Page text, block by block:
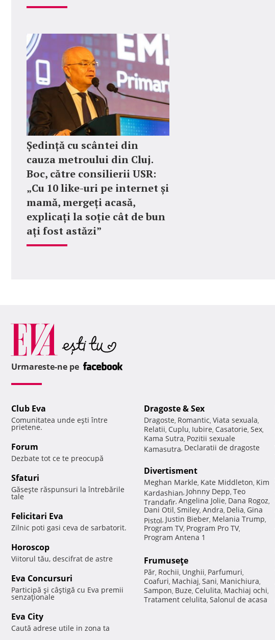
Ședință cu scântei din
cauza metroului din Cluj.
Boc, către consilierii USR:
„Cu 10 like-uri pe internet și
mamă, mergeți acasă,
explicați la soție cât de bun
ați fost astăzi”
Urmareste-ne pe
Club Eva
Comunitatea unde eşti între
prietene.
Forum
Dezbate tot ce te preocupă
Sfaturi
Găseşte răspunsuri la întrebările
tale
Felicitari Eva
Zilnic poti gasi ceva de sarbatorit.
Horoscop
Viitorul tău, descifrat de astre
Eva Concursuri
Participă şi câştigă cu Eva premii
senzaţionale
Eva City
Caută adrese utile in zona ta
Dragoste & Sex
Dragoste, Romantic, Viata sexuala,
Relatii, Cuplu, Iubire, Casatorie, Sex,
Kama Sutra, Pozitii sexuale
Kamasutra, Declaratii de dragoste
Divertisment
Meghan Markle, Kate Middleton, Kim
Kardashian, Johnny Depp, Teo
Trandafir, Angelina Jolie, Dana Rogoz,
Dani Otil, Smiley, Andra, Delia, Gina
Pistol, Justin Bieber, Melania Trump,
Program TV, Program Pro TV,
Program Antena 1
Frumuseţe
Păr, Rochii, Unghii, Parfumuri,
Coafuri, Machiaj, Sani, Manichiura,
Sampon, Buze, Celulita, Machiaj ochi,
Tratament celulita, Salonul de acasa